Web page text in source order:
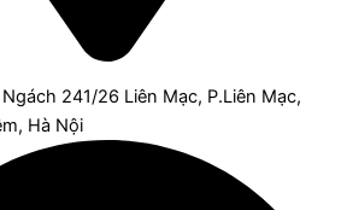
Ngách 241/26 Liên Mạc, P.Liên Mạc,
Hà Nội